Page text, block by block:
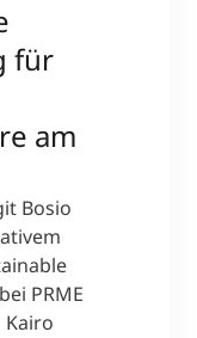
für
am
Bosio
PRME
Kairo